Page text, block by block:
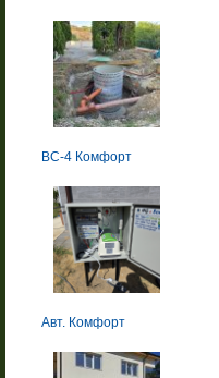
BC-4 Комфорт
Авт. Комфорт